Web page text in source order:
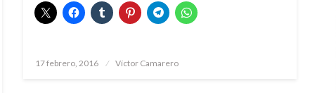
Publicado
17 febrero, 2016 Víctor Camarero